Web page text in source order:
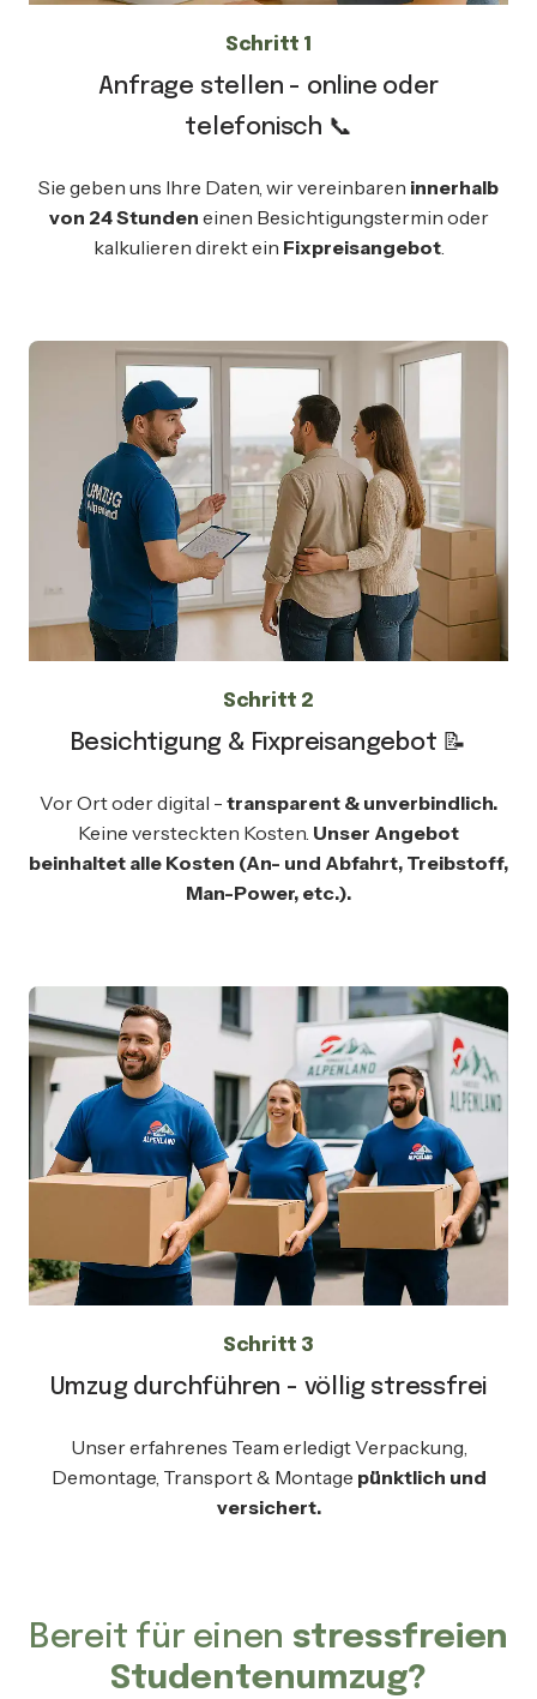
Schritt 1
Anfrage stellen - online oder
telefonisch 📞
Sie geben uns Ihre Daten, wir vereinbaren innerhalb
von 24 Stunden einen Besichtigungstermin oder
kalkulieren direkt ein Fixpreisangebot.
Schritt 2
Besichtigung & Fixpreisangebot 📝
Vor Ort oder digital - transparent & unverbindlich.
Keine versteckten Kosten. Unser Angebot
beinhaltet alle Kosten (An- und Abfahrt, Treibstoff,
Man-Power, etc.).
Schritt 3
Umzug durchführen - völlig stressfrei
Unser erfahrenes Team erledigt Verpackung,
Demontage, Transport & Montage pünktlich und
versichert.
Bereit für einen stressfreien
Studentenumzug?